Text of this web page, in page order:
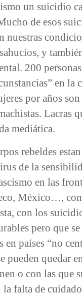
un suicidio
de esos
nuestras
y
200
en la
por años son
Lacras
mediática.
rebeldes estan
de la
en las
México…,
con los
pero que
en países “no
pueden quedar
o con las que
falta de